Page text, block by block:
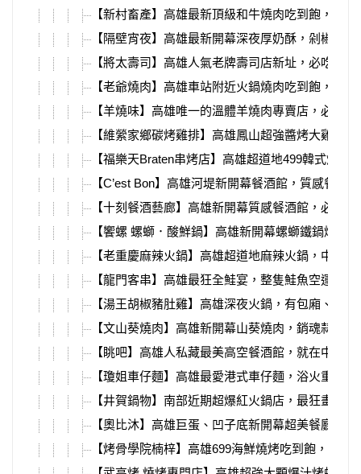
【新村畜產】高雄最新頂級和牛燒肉吃到飽，日
【隔壁宵夜】高雄最新開幕深夜厚奶酥，剁椒拌
【將太壽司】高雄人氣老牌壽司店新址，必吃大
【老爺燒肉】高雄車站附近火鍋燒肉吃到飽，超
【羊燒味】高雄唯一的溫體羊燒肉專賣店，必吃
【維縈家鄉碳烤雞排】高雄鳳山超強醬烤大雞排
【福樂天Braten串烤店】高雄超道地499韓式燒肉
【C’est Bon】高雄河堤新開幕餐酒館，質感餐點
【十刻餐酒藝廊】高雄新開幕質感餐酒館，必吃
【饗螺 螺螄．酸鮮鍋】高雄新開幕螺螄鐵鍋燉，
【老重慶麻辣火鍋】高雄超道地麻辣火鍋，中式
【龍門客串】高雄最狂全鮭宴，整隻鮭魚空運來
【湯王胡椒豬肚雞】高雄深夜火鍋，有包廂、必
【文山葵燒肉】高雄新開幕山葵燒肉，銷魂蒜蝦
【眺吧】高雄人私藏最美高空餐酒館，就在中央
【瓊姐車仔麵】高雄最愛港式車仔麵，浴火重生
【井賀鍋物】南部近期超爆紅火鍋店，最狂畫糖
【奧比沐】高雄巨蛋、凹子底新開幕超美餐廳，
【烤骨學院楠梓】高雄699海鮮燒烤吃到飽，漁港